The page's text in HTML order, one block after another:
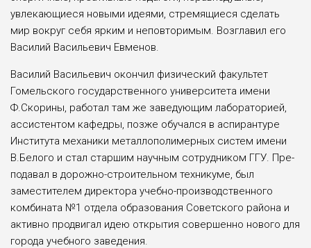
увлекающиеся новы­ми идеями, стремящиеся сделать
мир вокруг себя ярким и неповторимым. Возглавил его
Василий Васильевич Евменов.
Василий Васильевич окончил физиче­ский факультет
Гомельского государствен­ного университета имени
Ф.Скорины, рабо­тал там же заведующим лабораторией,
асси­стентом кафедры, позже обучался в аспи­рантуре
Института механики металлопо­лимерных систем имени
В.Белого и стал старшим научным сотрудником ГГУ. Пре­
подавал в дорожно-строительном технику­ме, был
заместителем директора учебно-производственного
комбината №1 отдела образования Советского района и
активно продвигал идею открытия совершенно ново­го для
города учебного заведения.